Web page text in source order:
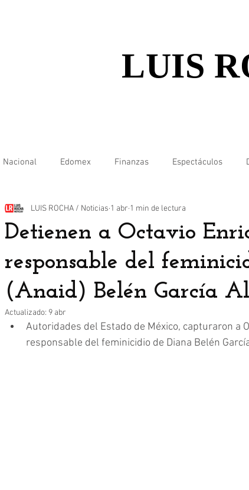
LUIS
Nacional Edomex Finanzas Espectáculos
Detienen a Octavio
responsable del
(Anaid) Belén García
LUIS ROCHA / Noticias 1 abr 1 min de lectura
Actualizado: 9 abr
Autoridades del Estado de México, capturaron a
responsable del feminicidio de Diana Belén